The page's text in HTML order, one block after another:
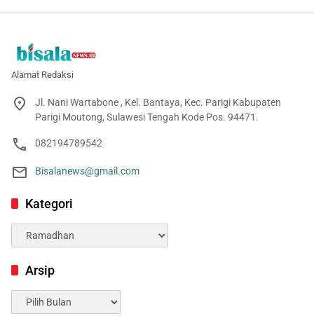
Alamat Redaksi
Jl. Nani Wartabone , Kel. Bantaya, Kec. Parigi Kabupaten
Parigi Moutong, Sulawesi Tengah Kode Pos. 94471.
082194789542
Bisalanews@gmail.com
Kategori
Kategori
Arsip
Arsip